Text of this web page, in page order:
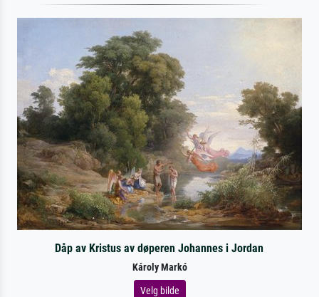
Dåp av Kristus av døperen Johannes i Jordan
Károly Markó
Velg bilde